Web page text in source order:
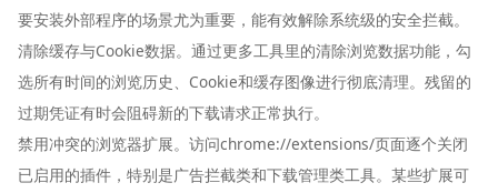
要安装外部程序的场景尤为重要，能有效解除系统级的安全拦截。
清除缓存与Cookie数据。通过更多工具里的清除浏览数据功能，勾
选所有时间的浏览历史、Cookie和缓存图像进行彻底清理。残留的
过期凭证有时会阻碍新的下载请求正常执行。
禁用冲突的浏览器扩展。访问chrome://extensions/页面逐个关闭
已启用的插件，特别是广告拦截类和下载管理类工具。某些扩展可